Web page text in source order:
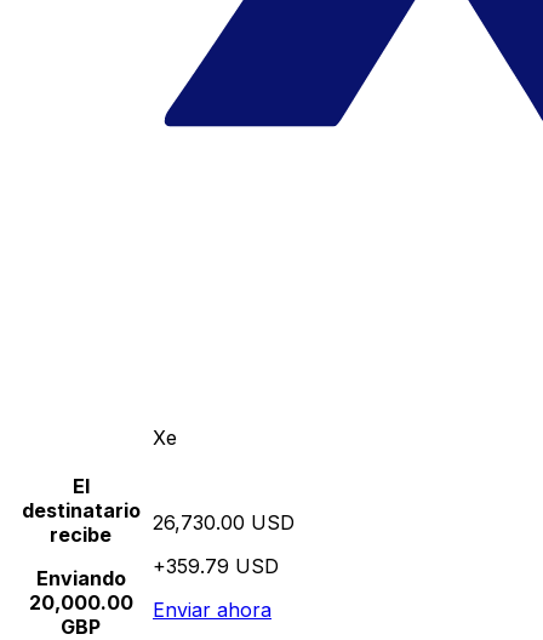
Xe
El
destinatario
recibe
Enviando
20,000.00
GBP
26,730.00 USD
+359.79 USD
Enviar ahora